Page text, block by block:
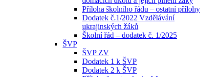
Příloha školního řádu – ostatní přílohy
Dodatek č.1/2022 Vzdělávání
ukrajinských žáků
Školní řád – dodatek č. 1/2025
ŠVP
ŠVP ZV
Dodatek 1 k ŠVP
Dodatek 2 k ŠVP